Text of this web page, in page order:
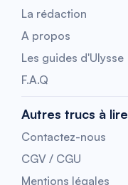
La rédaction
A propos
Les guides d'Ulysse
F.A.Q
Autres trucs à lire
Contactez-nous
CGV / CGU
Mentions légales